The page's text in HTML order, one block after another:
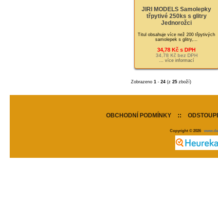
JIRI MODELS Samolepky
třpytivé 250ks s glitry
Jednorožci
Titul obsahuje více než 200 třpytivých
samolepek s glitry,...
34,78 Kč s DPH
34,78 Kč bez DPH
... více informací
Zobrazeno 1 - 24(z 25zboží)
OBCHODNÍ PODMÍNKY ::
Copyright © 2026